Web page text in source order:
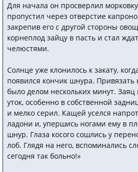
Для начала он просверлил
пропустил через отверстие
закрепив его с другой стороны
корнеплод зайцу в пасть и стал
челюстями.
Солнце уже клонилось к закату,
появился кончик шнура. Привязать
было делом нескольких минут.
уток, особенно в собственной
и мелко серил. Кащей уселся
ладони и, упершись ногами ему в
шнур. Глаза косого сошлись у
лоб. Глядя на него, вспоминались
сегодня так больно!»